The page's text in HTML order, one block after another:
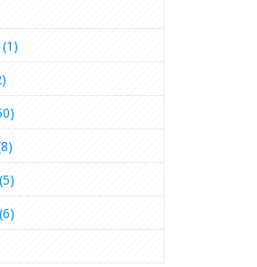
(1)
(5)
(6)